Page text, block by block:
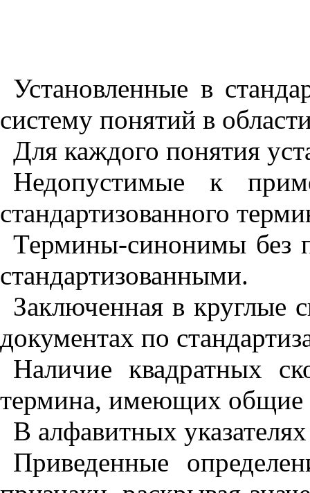
Установленные в
систему понятий в
Для каждого понятия
Недопустимые к
стандартизованного
Термины-синонимы без
стандартизованными.
Заключенная в круглые
документах по
Наличие квадратных
термина, имеющих общие
В алфавитных
Приведенные